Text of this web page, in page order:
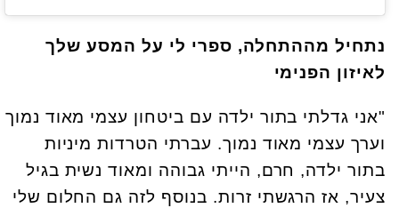
נתחיל מההתחלה, ספרי לי על המסע שלך
לאיזון הפנימי
"אני גדלתי בתור ילדה עם ביטחון עצמי מאוד נמוך
וערך עצמי מאוד נמוך. עברתי הטרדות מיניות
בתור ילדה, חרם, הייתי גבוהה ומאוד נשית בגיל
צעיר, אז הרגשתי זרות. בנוסף לזה גם החלום שלי